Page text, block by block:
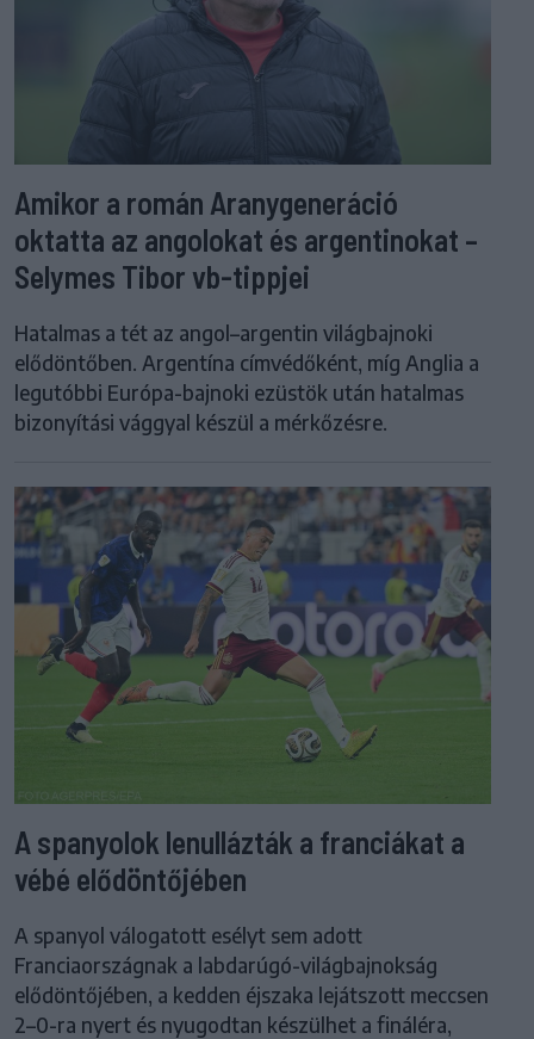
Amikor a román Aranygeneráció
oktatta az angolokat és argentinokat –
Selymes Tibor vb-tippjei
Hatalmas a tét az angol–argentin világbajnoki
elődöntőben. Argentína címvédőként, míg Anglia a
legutóbbi Európa-bajnoki ezüstök után hatalmas
bizonyítási vággyal készül a mérkőzésre.
A spanyolok lenullázták a franciákat a
vébé elődöntőjében
A spanyol válogatott esélyt sem adott
Franciaországnak a labdarúgó-világbajnokság
elődöntőjében, a kedden éjszaka lejátszott meccsen
2–0-ra nyert és nyugodtan készülhet a fináléra,